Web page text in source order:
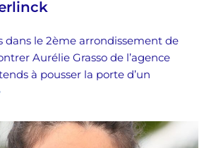
le 2ème arrondissement de
Aurélie Grasso de l’agence
à pousser la porte d’un